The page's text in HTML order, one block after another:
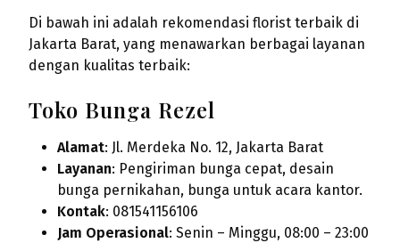
Di bawah ini adalah rekomendasi florist terbaik di
Jakarta Barat, yang menawarkan berbagai layanan
dengan kualitas terbaik:
Toko Bunga Rezel
Alamat: Jl. Merdeka No. 12, Jakarta Barat
Layanan: Pengiriman bunga cepat, desain
bunga pernikahan, bunga untuk acara kantor.
Kontak: 081541156106
Jam Operasional: Senin – Minggu, 08:00 – 23:00